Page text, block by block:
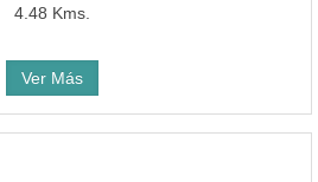
4.48 Kms.
Ver Más